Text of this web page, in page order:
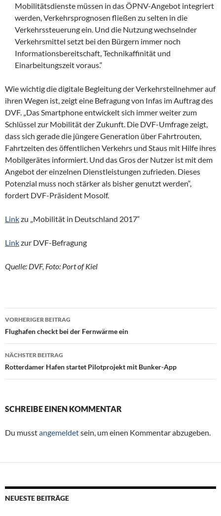
Mobilitätsdienste müssen in das ÖPNV-Angebot integriert
werden, Verkehrsprognosen fließen zu selten in die
Verkehrssteuerung ein. Und die Nutzung wechselnder
Verkehrsmittel setzt bei den Bürgern immer noch
Informationsbereitschaft, Technikaffinität und
Einarbeitungszeit voraus.“
Wie wichtig die digitale Begleitung der Verkehrsteilnehmer auf
ihren Wegen ist, zeigt eine Befragung von Infas im Auftrag des
DVF. „Das Smartphone entwickelt sich immer weiter zum
Schlüssel zur Mobilität der Zukunft. Die DVF-Umfrage zeigt,
dass sich gerade die jüngere Generation über Fahrtrouten,
Fahrtzeiten des öffentlichen Verkehrs und Staus mit Hilfe ihres
Mobilgerätes informiert. Und das Gros der Nutzer ist mit dem
Angebot der einzelnen Dienstleistungen zufrieden. Dieses
Potenzial muss noch stärker als bisher genutzt werden“,
fordert DVF-Präsident Mosolf.
Linkzu „Mobilität in Deutschland 2017“
Linkzur DVF-Befragung
Quelle: DVF, Foto: Port of Kiel
Beitragsnavigation
VORHERIGER BEITRAG
Flughafen checkt bei der Fernwärme ein
NÄCHSTER BEITRAG
Rotterdamer Hafen startet Pilotprojekt mit Bunker-App
SCHREIBE EINEN KOMMENTAR
Du musstangemeldetsein, um einen Kommentar abzugeben.
NEUESTE BEITRÄGE